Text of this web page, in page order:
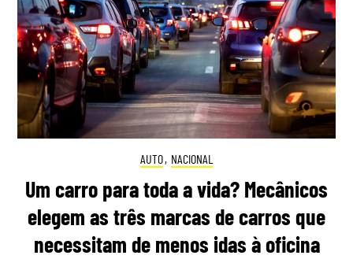
AUTO, NACIONAL
Um carro para toda a vida? Mecânicos
elegem as três marcas de carros que
necessitam de menos idas à oficina